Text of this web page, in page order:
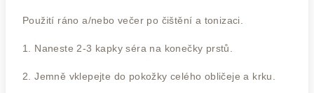
Použití ráno a/nebo večer po čištění a tonizaci.
1. Naneste 2-3 kapky séra na konečky prstů.
2. Jemně vklepejte do pokožky celého obličeje a krku.